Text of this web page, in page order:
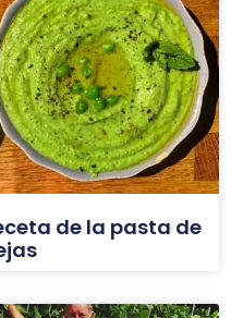
de la pasta de